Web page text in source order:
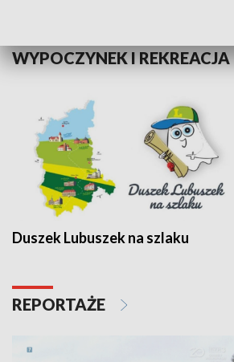
WYPOCZYNEK I REKREACJA
Duszek Lubuszek na szlaku
REPORTAŻE